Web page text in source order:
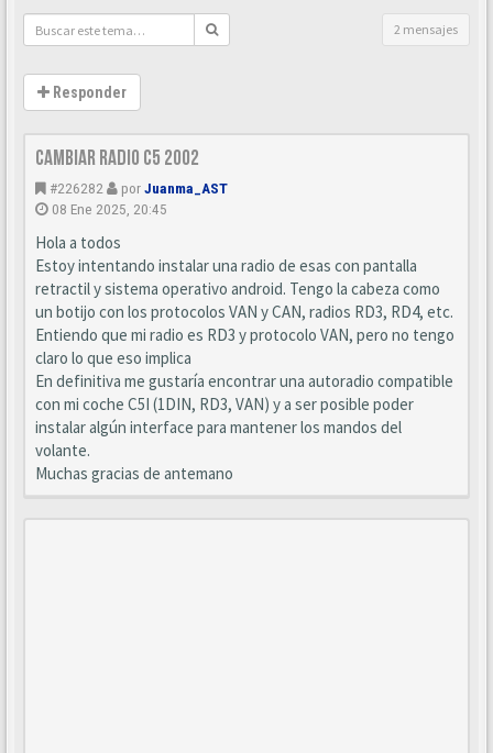
2 mensajes
Responder
Cambiar Radio C5 2002
#226282 porJuanma_AST
08 Ene 2025, 20:45
Hola a todos
Estoy intentando instalar una radio de esas con pantalla
retractil y sistema operativo android. Tengo la cabeza como
un botijo con los protocolos VAN y CAN, radios RD3, RD4, etc.
Entiendo que mi radio es RD3 y protocolo VAN, pero no tengo
claro lo que eso implica
En definitiva me gustaría encontrar una autoradio compatible
con mi coche C5I (1DIN, RD3, VAN) y a ser posible poder
instalar algún interface para mantener los mandos del
volante.
Muchas gracias de antemano